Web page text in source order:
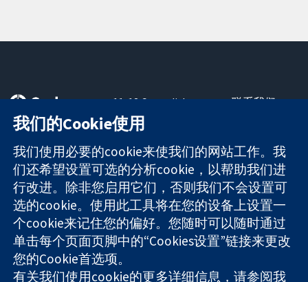
可信任的证据
知情决定
更完善的医疗健
康
11-13 Cavendish
Square
London
W1G 0AN
United Kingdom
联系我们
关于我们
工作机会
Cochrane
Library
The Cochrane Collaboration is a charity (no. 1045921) and a
company limited by guarantee (no. 03044323) registered in
England & Wales. VAT registration number GB 718 2127 49.
我们的Cookie使用
我们使用必要的cookie来使我们的网站工作。我
们还希望设置可选的分析cookie，以帮助我们进
行改进。除非您启用它们，否则我们不会设置可
选的cookie。使用此工具将在您的设备上设置一
个cookie来记住您的偏好。您随时可以随时通过
单击每个页面页脚中的“Cookies设置”链接来更改
您的Cookie首选项。
有关我们使用cookie的更多详细信息，请参阅我